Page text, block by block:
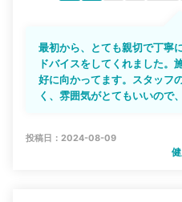
最初から、とても親切で丁寧
ドバイスをしてくれました。
好に向かってます。スタッフ
く、雰囲気がとてもいいので
投稿日：2024-08-09